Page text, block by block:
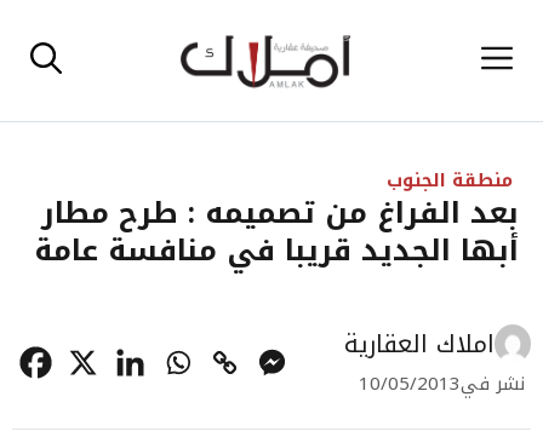
إلى القائمة
منطقة الجنوب
بعد الفراغ من تصميمه : طرح مطار
أبها الجديد قريبا في منافسة عامة
املاك العقارية
نشر في10/05/2013